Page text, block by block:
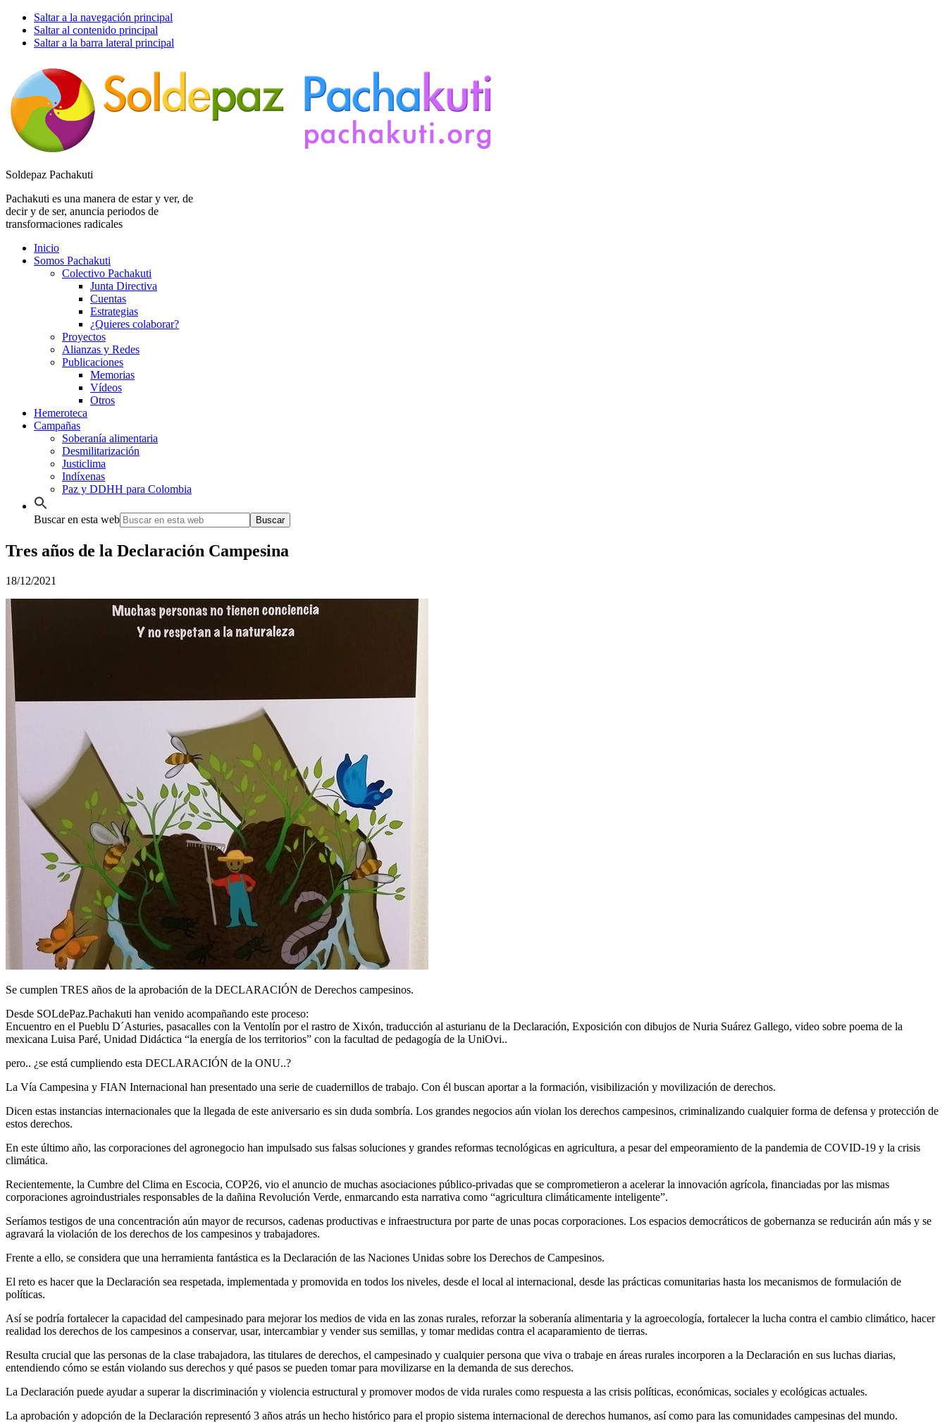
Saltar a la navegación principal
Saltar al contenido principal
Saltar a la barra lateral principal
Soldepaz Pachakuti
Pachakuti es una manera de estar y ver, de
decir y de ser, anuncia periodos de
transformaciones radicales
Inicio
Somos Pachakuti
Colectivo Pachakuti
Junta Directiva
Cuentas
Estrategias
¿Quieres colaborar?
Proyectos
Alianzas y Redes
Publicaciones
Memorias
Vídeos
Otros
Hemeroteca
Campañas
Soberanía alimentaria
Desmilitarización
Justiclima
Indíxenas
Paz y DDHH para Colombia
Buscar en esta web
Tres años de la Declaración Campesina
18/12/2021
Se cumplen TRES años de la aprobación de la DECLARACIÓN de Derechos campesinos.
Desde SOLdePaz.Pachakuti han venido acompañando este proceso:
Encuentro en el Pueblu D´Asturies, pasacalles con la Ventolín por el rastro de Xixón, traducción al asturianu de la Declaración, Exposición con dibujos de Nuria Suárez Gallego, video sobre poema de la
mexicana Luisa Paré, Unidad Didáctica “la energía de los territorios” con la facultad de pedagogía de la UniOvi..
pero.. ¿se está cumpliendo esta DECLARACIÓN de la ONU..?
La Vía Campesina y FIAN Internacional han presentado una serie de cuadernillos de trabajo. Con él buscan aportar a la formación, visibilización y movilización de derechos.
Dicen estas instancias internacionales que la llegada de este aniversario es sin duda sombría. Los grandes negocios aún violan los derechos campesinos, criminalizando cualquier forma de defensa y protección de
estos derechos.
En este último año, las corporaciones del agronegocio han impulsado sus falsas soluciones y grandes reformas tecnológicas en agricultura, a pesar del empeoramiento de la pandemia de COVID-19 y la crisis
climática.
Recientemente, la Cumbre del Clima en Escocia, COP26, vio el anuncio de muchas asociaciones público-privadas que se comprometieron a acelerar la innovación agrícola, financiadas por las mismas
corporaciones agroindustriales responsables de la dañina Revolución Verde, enmarcando esta narrativa como “agricultura climáticamente inteligente”.
Seríamos testigos de una concentración aún mayor de recursos, cadenas productivas e infraestructura por parte de unas pocas corporaciones. Los espacios democráticos de gobernanza se reducirán aún más y se
agravará la violación de los derechos de los campesinos y trabajadores.
Frente a ello, se considera que una herramienta fantástica es la Declaración de las Naciones Unidas sobre los Derechos de Campesinos.
El reto es hacer que la Declaración sea respetada, implementada y promovida en todos los niveles, desde el local al internacional, desde las prácticas comunitarias hasta los mecanismos de formulación de
políticas.
Así se podría fortalecer la capacidad del campesinado para mejorar los medios de vida en las zonas rurales, reforzar la soberanía alimentaria y la agroecología, fortalecer la lucha contra el cambio climático, hacer
realidad los derechos de los campesinos a conservar, usar, intercambiar y vender sus semillas, y tomar medidas contra el acaparamiento de tierras.
Resulta crucial que las personas de la clase trabajadora, las titulares de derechos, el campesinado y cualquier persona que viva o trabaje en áreas rurales incorporen a la Declaración en sus luchas diarias,
entendiendo cómo se están violando sus derechos y qué pasos se pueden tomar para movilizarse en la demanda de sus derechos.
La Declaración puede ayudar a superar la discriminación y violencia estructural y promover modos de vida rurales como respuesta a las crisis políticas, económicas, sociales y ecológicas actuales.
La aprobación y adopción de la Declaración representó 3 años atrás un hecho histórico para el propio sistema internacional de derechos humanos, así como para las comunidades campesinas del mundo.